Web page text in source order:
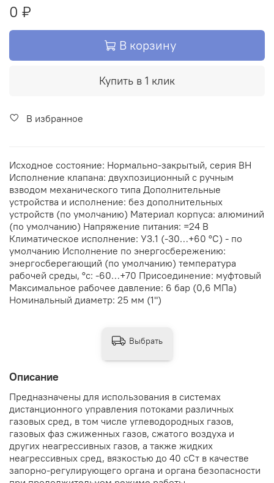
0 ₽
В корзину
Купить в 1 клик
В избранное
Исходное состояние: Нормально-закрытый, серия ВН
Исполнение клапана: двухпозиционный с ручным
взводом механического типа Дополнительные
устройства и исполнение: без дополнительных
устройств (по умолчанию) Материал корпуса: алюминий
(по умолчанию) Напряжение питания: =24 В
Климатическое исполнение: У3.1 (-30…+60 °С) - по
умолчанию Исполнение по энергосбережению:
энергосберегающий (по умолчанию) температура
рабочей среды, °с: -60…+70 Присоединение: муфтовый
Максимальное рабочее давление: 6 бар (0,6 МПа)
Номинальный диаметр: 25 мм (1")
Описание
Предназначены для использования в системах
дистанционного управления потоками различных
газовых сред, в том числе углеводородных газов,
газовых фаз сжиженных газов, сжатого воздуха и
других неагрессивных газов, а также жидких
неагрессивных сред, вязкостью до 40 сСт в качестве
запорно-регулирующего органа и органа безопасности
Выбрать